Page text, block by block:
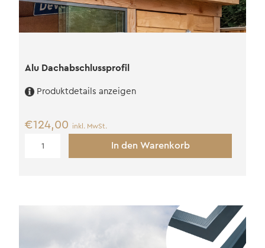
Alu Dachabschlussprofil
Produktdetails anzeigen
€124,00 inkl. MwSt.
Dachabschlussprofil
In den Warenkorb